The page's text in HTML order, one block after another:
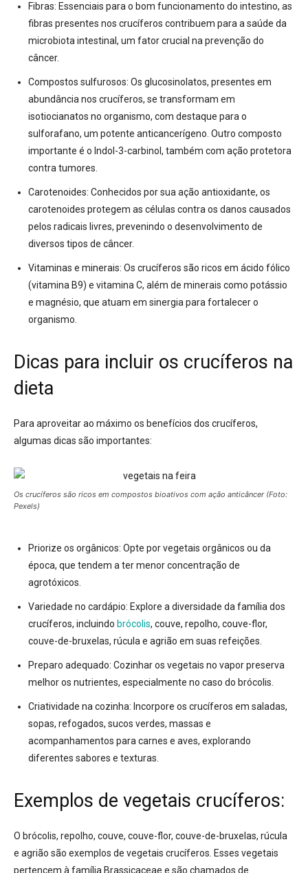
Fibras: Essenciais para o bom funcionamento do intestino, as
fibras presentes nos crucíferos contribuem para a saúde da
microbiota intestinal, um fator crucial na prevenção do
câncer.
Compostos sulfurosos: Os glucosinolatos, presentes em
abundância nos crucíferos, se transformam em
isotiocianatos no organismo, com destaque para o
sulforafano, um potente anticancerígeno . Outro composto
importante é o Indol-3-carbinol, também com ação protetora
contra tumores
Carotenoides: Conhecidos por sua ação antioxidante, os
carotenoides protegem as células contra os danos causados
pelos radicais livres, prevenindo o desenvolvimento de
diversos tipos de câncer.
Vitaminas e minerais: Os crucíferos são ricos em ácido fólico
(vitamina B9) e vitamina C, além de minerais como potássio
e magnésio, que atuam em sinergia para fortalecer o
organismo
Dicas para incluir os crucíferos na
dieta
Para aproveitar ao máximo os benefícios dos crucíferos,
algumas dicas são importantes:
Os crucíferos são ricos em compostos bioativos com ação anticâncer (Foto:
Pexels)
Priorize os orgânicos: Opte por vegetais orgânicos ou da
época, que tendem a ter menor concentração de
agrotóxicos
Variedade no cardápio: Explore a diversidade da família dos
crucíferos, incluindo brócolis, couve, repolho, couve-flor,
couve-de-bruxelas, rúcula e agrião em suas refeições
Preparo adequado: Cozinhar os vegetais no vapor preserva
melhor os nutrientes, especialmente no caso do brócolis
Criatividade na cozinha: Incorpore os crucíferos em saladas,
sopas, refogados, sucos verdes, massas e
acompanhamentos para carnes e aves, explorando
diferentes sabores e texturas
Exemplos de vegetais crucíferos:
O brócolis, repolho, couve, couve-flor, couve-de-bruxelas, rúcula
e agrião são exemplos de vegetais crucíferos. Esses vegetais
pertencem à família Brassicaceae e são chamados de